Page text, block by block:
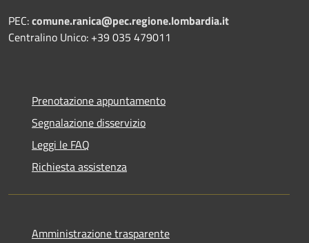
PEC:comune.ranica@pec.regione.lombardia.it
Centralino Unico: +39 035 479011
Prenotazione appuntamento
Segnalazione disservizio
Leggi le FAQ
Richiesta assistenza
Amministrazione trasparente